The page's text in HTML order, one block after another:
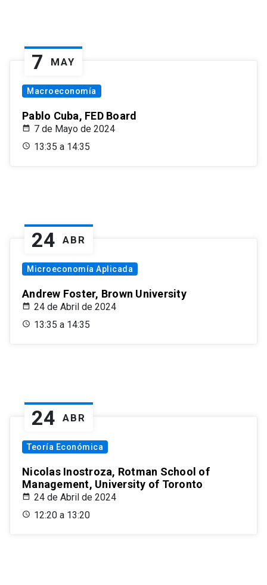
7 MAY
Macroeconomía
Pablo Cuba, FED Board
7 de Mayo de 2024
13:35 a 14:35
24 ABR
Microeconomía Aplicada
Andrew Foster, Brown University
24 de Abril de 2024
13:35 a 14:35
24 ABR
Teoría Económica
Nicolas Inostroza, Rotman School of
Management, University of Toronto
24 de Abril de 2024
12:20 a 13:20